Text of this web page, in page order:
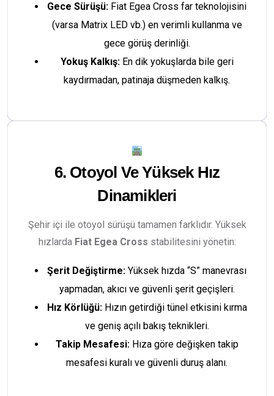
Gece Sürüşü: Fiat Egea Cross far teknolojisini
(varsa Matrix LED vb.) en verimli kullanma ve
gece görüş derinliği.
Yokuş Kalkış:En dik yokuşlarda bile geri
kaydırmadan, patinaja düşmeden kalkış.
6. Otoyol Ve Yüksek Hız
Dinamikleri
Şehir içi ile otoyol sürüşü tamamen farklıdır. Yüksek
hızlarda Fiat Egea Cross stabilitesini yönetin:
Şerit Değiştirme: Yüksek hızda “S” manevrası
yapmadan, akıcı ve güvenli şerit geçişleri.
Hız Körlüğü:Hızın getirdiği tünel etkisini kırma
ve geniş açılı bakış teknikleri.
Takip Mesafesi:Hıza göre değişken takip
mesafesi kuralı ve güvenli duruş alanı.